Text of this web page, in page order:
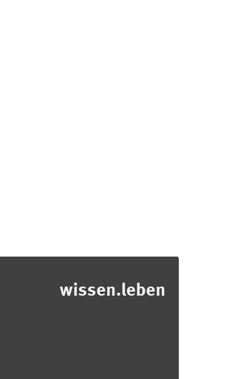
wissen.leben